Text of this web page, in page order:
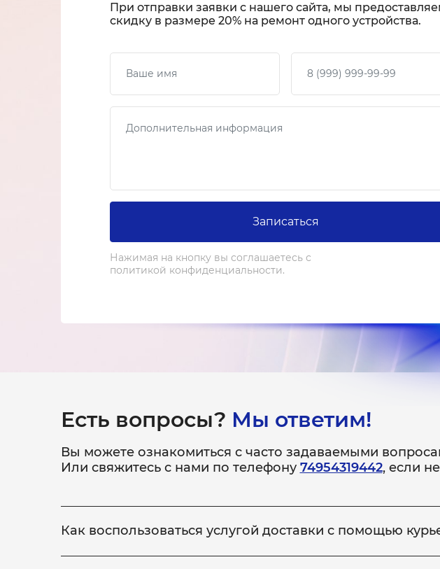
При отправки заявки с нашего сайта, мы
скидку в размере 20% на ремонт одного устройства.
Ваше имя Ваш телефон
Сообщение
Записаться
Нажимая на кнопку вы соглашаетесь с
политикой конфиденциальности.
Есть вопросы? Мы ответим!
Вы можете ознакомиться с часто задаваемыми
Или свяжитесь с нами по телефону 74954319442, если
Как воспользоваться услугой доставки с помощью
Всё просто! Если у вас не получается привезти неисправное